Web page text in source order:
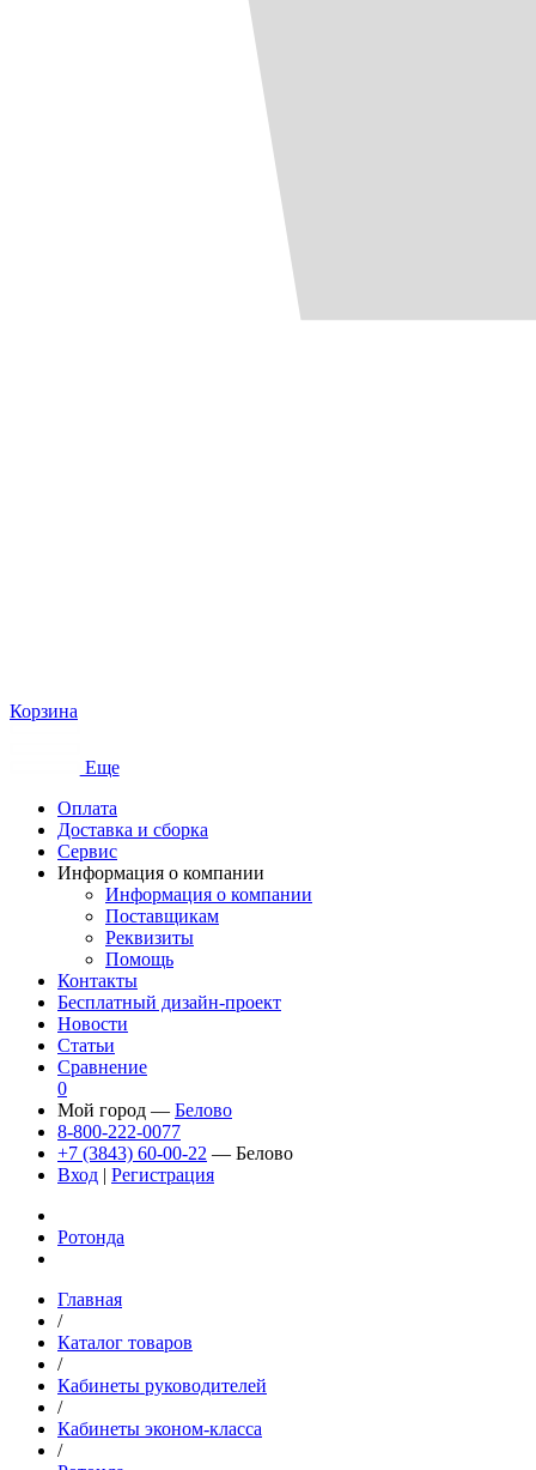
Корзина
Еще
Оплата
Доставка и сборка
Сервис
Информация о компании
Информация о компании
Поставщикам
Реквизиты
Помощь
Контакты
Бесплатный дизайн-проект
Новости
Статьи
Сравнение
0
Мой город — Белово
8-800-222-0077
+7 (3843) 60-00-22 — Белово
Вход | Регистрация
Ротонда
Главная
/
Каталог товаров
/
Кабинеты руководителей
/
Кабинеты эконом-класса
/